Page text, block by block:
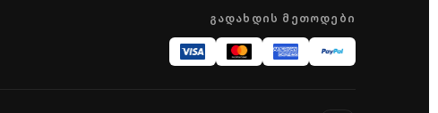
ᲒᲐᲓᲐᲮᲓᲘᲡ ᲛᲔᲗᲝᲓᲔᲑᲘ